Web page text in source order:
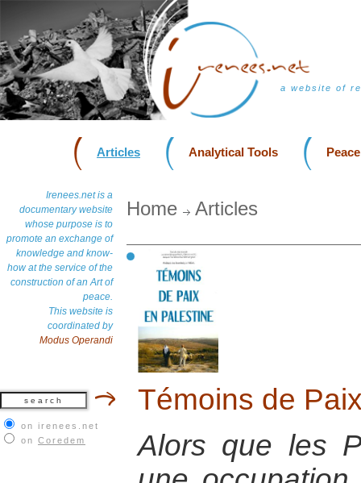
a website of
Articles Analytical Tools
Irenees.net is a
documentary website
whose purpose is to
promote an exchange of
knowledge and know-
how at the service of the
construction of an Art of
peace.
This website is
coordinated by
Modus Operandi
on irenees.net
on Coredem
Home Articles
Témoins de
Alors que les